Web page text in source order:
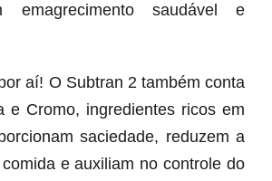
emagrecimento saudável e
aí! O Subtran 2 também conta
e Cromo, ingredientes ricos em
saciedade, reduzem a
e auxiliam no controle do